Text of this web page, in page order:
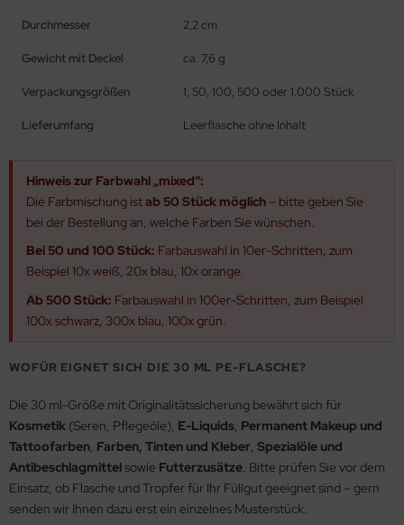
Durchmesser 2,2 cm
Gewicht mit Deckel ca. 7,6 g
Verpackungsgrößen 1, 50, 100, 500 oder 1.000 Stück
Lieferumfang Leerflasche ohne Inhalt
Hinweis zur Farbwahl „mixed“:
Die Farbmischung istab 50 Stück möglich – bitte geben Sie
bei der Bestellung an, welche Farben Sie wünschen.
Bei 50 und 100 Stück: Farbauswahl in 10er-Schritten, zum
Beispiel 10x weiß, 20x blau, 10x orange.
Ab 500 Stück: Farbauswahl in 100er-Schritten, zum Beispiel
100x schwarz, 300x blau, 100x grün.
WOFÜR EIGNET SICH DIE 30 ML PE-FLASCHE?
Die 30 ml-Größe mit Originalitätssicherung bewährt sich für
Kosmetik (Seren, Pflegeöle), E-Liquids, Permanent Makeup und
Tattoofarben, Farben, Tinten und Kleber, Spezialöle und
Antibeschlagmittelsowie Futterzusätze. Bitte prüfen Sie vor dem
Einsatz, ob Flasche und Tropfer für Ihr Füllgut geeignet sind – gern
senden wir Ihnen dazu erst ein einzelnes Musterstück.